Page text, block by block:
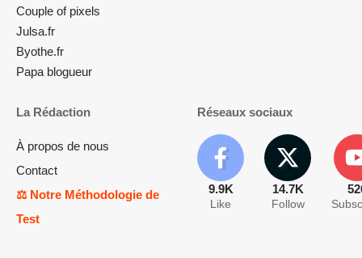
Couple of pixels
Julsa.fr
Byothe.fr
Papa blogueur
La Rédaction
À propos de nous
Contact
⚖️ Notre Méthodologie de
Test
Réseaux sociaux
9.9K
Like
14.7K
Follow